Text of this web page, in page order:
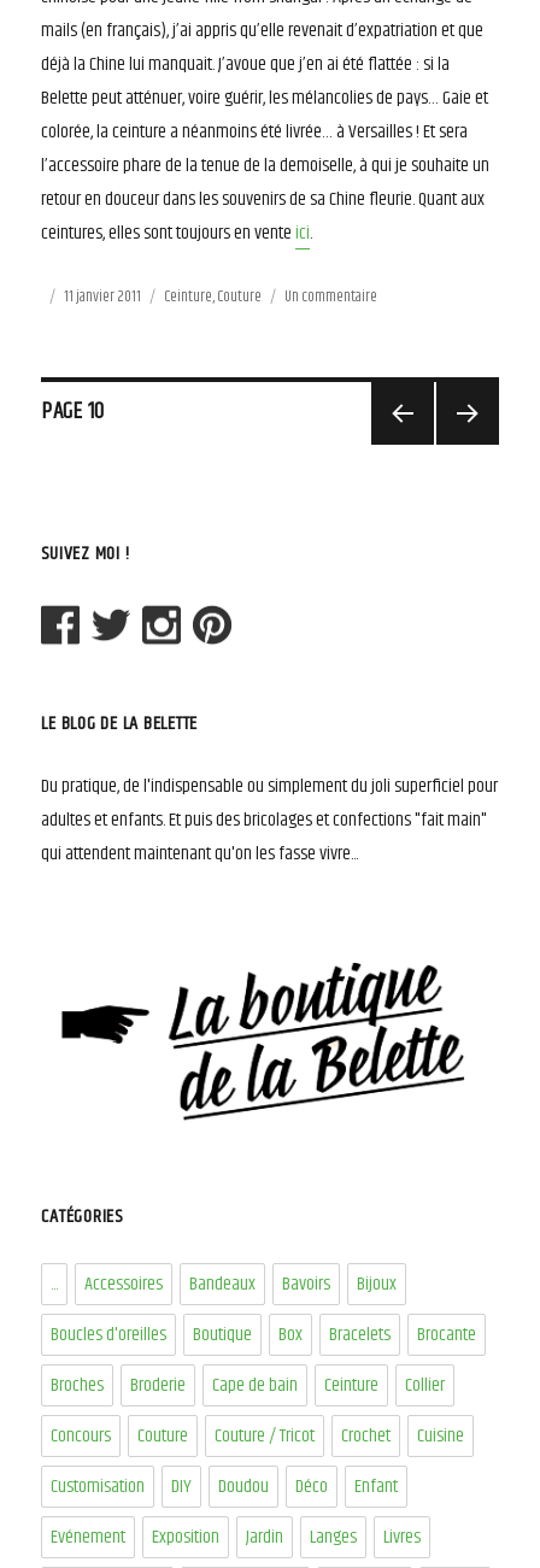
mails (en français), j’ai appris qu’elle revenait d’expatriation et que
déjà la Chine lui manquait. J’avoue que j’en ai été flattée : si la
Belette peut atténuer, voire guérir, les mélancolies de pays… Gaie et
colorée, la ceinture a néanmoins été livrée… à Versailles ! Et sera
l’accessoire phare de la tenue de la demoiselle, à qui je souhaite un
retour en douceur dans les souvenirs de sa Chine fleurie. Quant aux
ceintures, elles sont toujours en venteici.
Publié
11 janvier 2011 Catégories
Ceinture,Couture Un commentaire
Navigation
PAGE10
SUIVEZ MOI !
LE BLOG DE LA BELETTE
Du pratique, de l'indispensable ou simplement du joli superficiel pour
adultes et enfants. Et puis des bricolages et confections "fait main"
qui attendent maintenant qu'on les fasse vivre...
CATÉGORIES
... Accessoires Bandeaux Bavoirs
Bijoux
Boucles d'oreilles
Boutique Box Bracelets
Brocante
Broches
Broderie Cape de bain Ceinture
Collier
Concours
Couture Couture / Tricot Crochet
Cuisine
Customisation
DIY Doudou Déco
Enfant
Evénement
Exposition Jardin Langes
Livres